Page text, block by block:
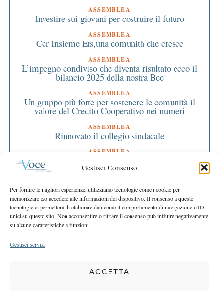
Gestisci Consenso
Per fornire le migliori esperienze, utilizziamo tecnologie come i cookie per
memorizzare e/o accedere alle informazioni del dispositivo. Il consenso a queste
tecnologie ci permetterà di elaborare dati come il comportamento di navigazione o ID
unici su questo sito. Non acconsentire o ritirare il consenso può influire negativamente
su alcune caratteristiche e funzioni.
Gestisci servizi
ACCETTA
ASSEMBLEA
Investire sui giovani per costruire il futuro
ASSEMBLEA
Ccr Insieme Ets,una comunità che cresce
ASSEMBLEA
L’impegno condiviso che diventa risultato ecco il
bilancio 2025 della nostra Bcc
ASSEMBLEA
Un gruppo più forte per sostenere le comunità il
valore del Credito Cooperativo nei numeri
ASSEMBLEA
Rinnovato il collegio sindacale
ASSEMBLEA
Bilancio approvato all’unanimità e 2 milioni
destinati al territorio
Crescere restando riconoscibili
EDITORIALE PRESIDENTE
Costruire futuro insieme
COPYRIGHT 2025 LA VOCE |PRIVACY